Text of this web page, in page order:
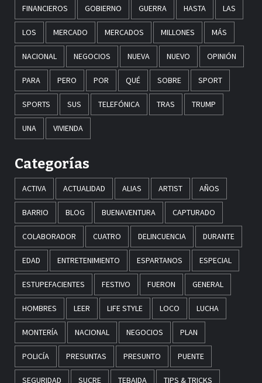
FINANCIEROS GOBIERNO GUERRA HASTA LAS
LOS MERCADO MERCADOS MILLONES MÁS
NACIONAL NEGOCIOS NUEVA NUEVO OPINIÓN
PARA PERO POR QUÉ SOBRE SPORT
SPORTS SUS TELEFÓNICA TRAS TRUMP
UNA VIVIENDA
Categorías
ACTIVA ACTUALIDAD ALIAS ARTIST AÑOS
BARRIO BLOG BUENAVENTURA CAPTURADO
COLABORADOR CUATRO DELINCUENCIA DURANTE
EDAD ENTRETENIMIENTO ESPARTANOS ESPECIAL
ESTUPEFACIENTES FESTIVO FUERON GENERAL
HOMBRES LEER LIFE STYLE LOCO LUCHA
MONTERÍA NACIONAL NEGOCIOS PLAN
POLICÍA PRESUNTAS PRESUNTO PUENTE
SEGURIDAD SUCRE TEBAIDA TIPS & TRICKS